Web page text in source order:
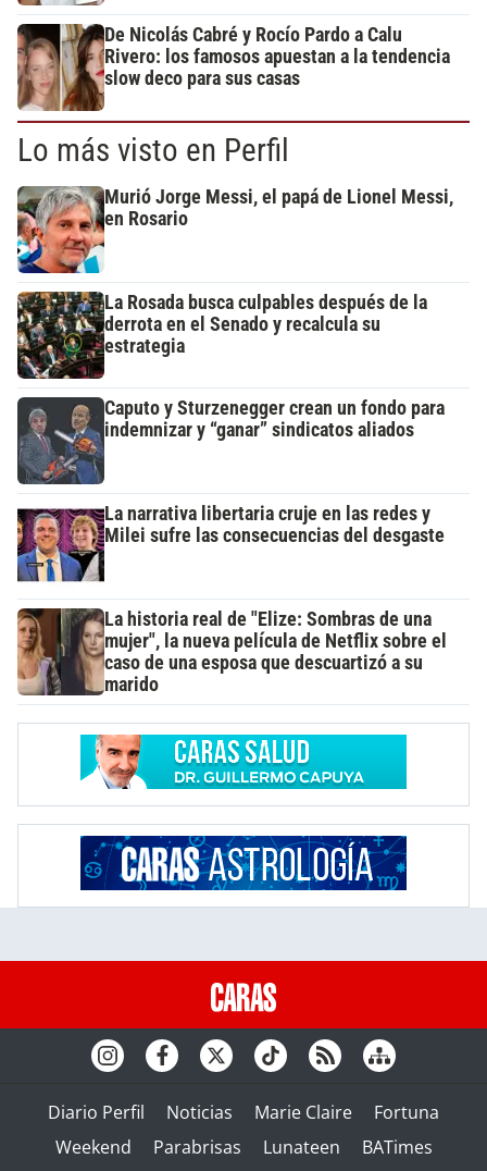
De Nicolás Cabré y Rocío Pardo a Calu
Rivero: los famosos apuestan a la tendencia
slow deco para sus casas
Lo más visto en Perfil
Murió Jorge Messi, el papá de Lionel Messi,
en Rosario
La Rosada busca culpables después de la
derrota en el Senado y recalcula su
estrategia
Caputo y Sturzenegger crean un fondo para
indemnizar y “ganar” sindicatos aliados
La narrativa libertaria cruje en las redes y
Milei sufre las consecuencias del desgaste
La historia real de "Elize: Sombras de una
mujer", la nueva película de Netflix sobre el
caso de una esposa que descuartizó a su
marido
Diario Perfil Noticias Marie Claire
Fortuna
Weekend
Parabrisas Lunateen BATimes